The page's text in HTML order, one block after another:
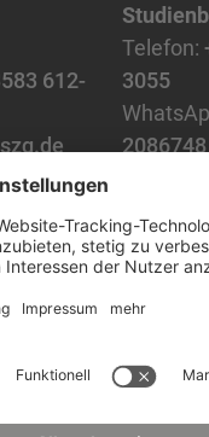
612-
Telefon:
3055
2086748
Datenschutz